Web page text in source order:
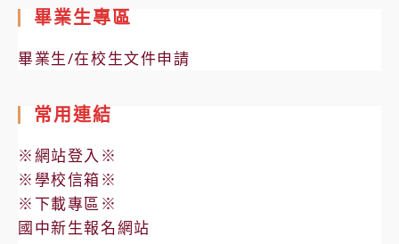
畢業生專區
畢業生/在校生文件申請
常用連結
※網站登入※
※學校信箱※
※下載專區※
國中新生報名網站